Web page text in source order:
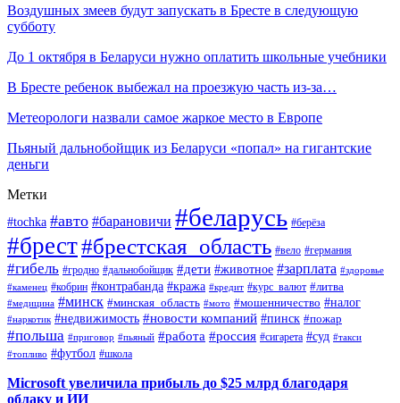
Воздушных змеев будут запускать в Бресте в следующую
субботу
До 1 октября в Беларуси нужно оплатить школьные учебники
В Бресте ребенок выбежал на проезжую часть из-за…
Метеорологи назвали самое жаркое место в Европе
Пьяный дальнобойщик из Беларуси «попал» на гигантские
деньги
Метки
#tochka #авто #барановичи #беларусь #берёза
#брест#брестская_область #вело #германия
#гибель #гродно #дальнобойщик #дети #животное #зарплата #здоровье
#каменец #кобрин #контрабанда #кража #кредит #курс_валют #литва
#медицина #минск #минская_область #мото #мошенничество #налог
#наркотик #недвижимость #новости компаний #пинск #пожар
#польша #приговор #пьяный #работа #россия #сигарета #суд #такси
#топливо #футбол #школа
Microsoft увеличила прибыль до $25 млрд благодаря
облаку и ИИ